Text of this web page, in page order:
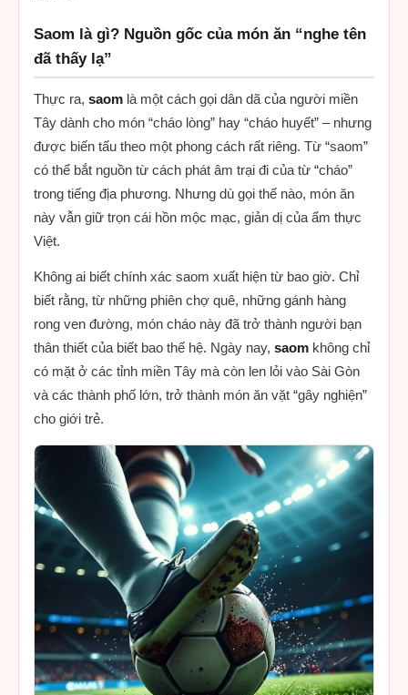
Saom là gì? Nguồn gốc của món ăn “nghe tên
đã thấy lạ”
Thực ra, saom là một cách gọi dân dã của người miền
Tây dành cho món “cháo lòng” hay “cháo huyết” – nhưng
được biến tấu theo một phong cách rất riêng. Từ “saom”
có thể bắt nguồn từ cách phát âm trại đi của từ “cháo”
trong tiếng địa phương. Nhưng dù gọi thế nào, món ăn
này vẫn giữ trọn cái hồn mộc mạc, giản dị của ẩm thực
Việt.
Không ai biết chính xác saom xuất hiện từ bao giờ. Chỉ
biết rằng, từ những phiên chợ quê, những gánh hàng
rong ven đường, món cháo này đã trở thành người bạn
thân thiết của biết bao thế hệ. Ngày nay, saom không chỉ
có mặt ở các tỉnh miền Tây mà còn len lỏi vào Sài Gòn
và các thành phố lớn, trở thành món ăn vặt “gây nghiện”
cho giới trẻ.